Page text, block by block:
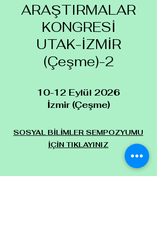
ARAŞTIRMALAR
KONGRESİ
UTAK-İZMİR
(Çeşme)-2
10-12 Eylül 2026
İzmir (Çeşme)
SOSYAL BİLİMLER SEMPOZYUMU
İÇİN TIKLAYINIZ